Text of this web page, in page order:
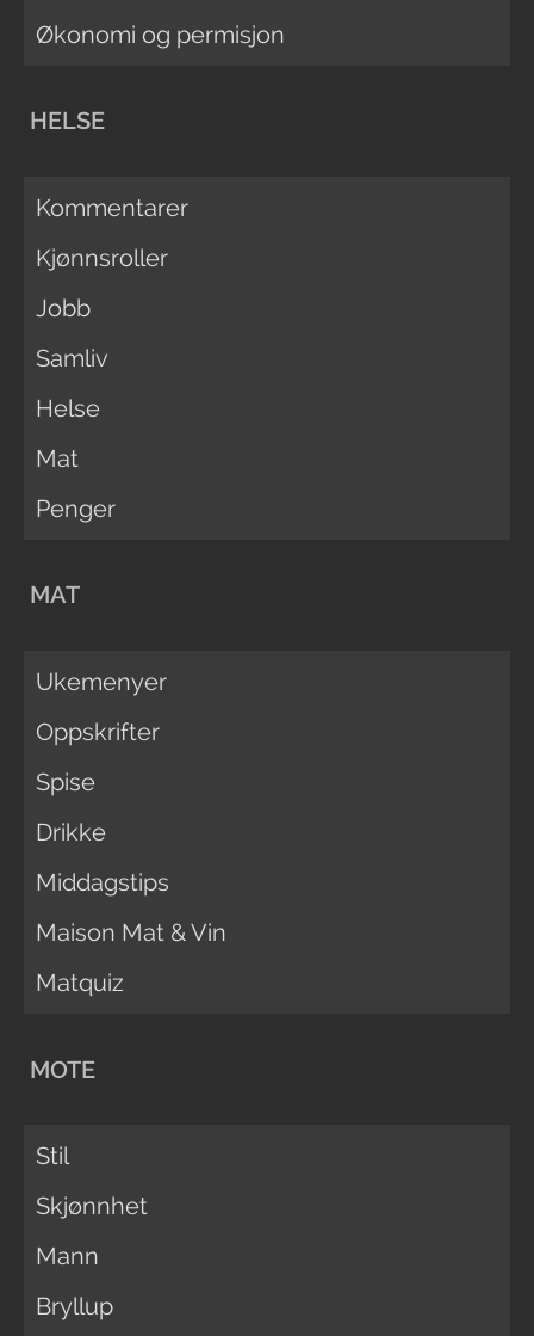
Økonomi og permisjon
HELSE
Kommentarer
Kjønnsroller
Jobb
Samliv
Helse
Mat
Penger
MAT
Ukemenyer
Oppskrifter
Spise
Drikke
Middagstips
Maison Mat & Vin
Matquiz
MOTE
Stil
Skjønnhet
Mann
Bryllup